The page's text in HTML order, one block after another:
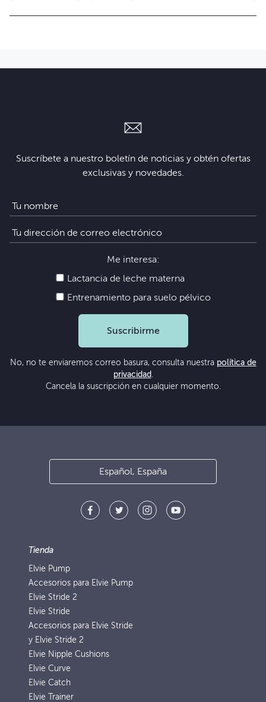
Suscríbete a nuestro boletín de noticias y obtén ofertas
exclusivas y novedades.
Me interesa:
Lactancia de leche materna
Entrenamiento para suelo pélvico
Suscribirme
No, no te enviaremos correo basura, consulta nuestra política de
privacidad .
Cancela la suscripción en cualquier momento.
Español, España
Tienda
Elvie Pump
Accesorios para Elvie Pump
Elvie Stride 2
Elvie Stride
Accesorios para Elvie Stride
y Elvie Stride 2
Elvie Nipple Cushions
Elvie Curve
Elvie Catch
Elvie Trainer